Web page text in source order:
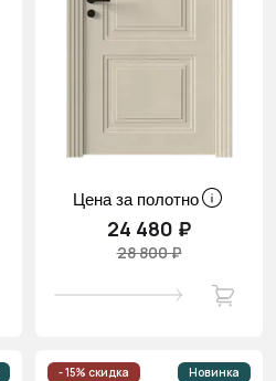
Цена за полотно
24 480 ₽
28 800 ₽
- 15% скидка Новинка